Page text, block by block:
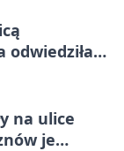
odwiedziła
na ulice
je